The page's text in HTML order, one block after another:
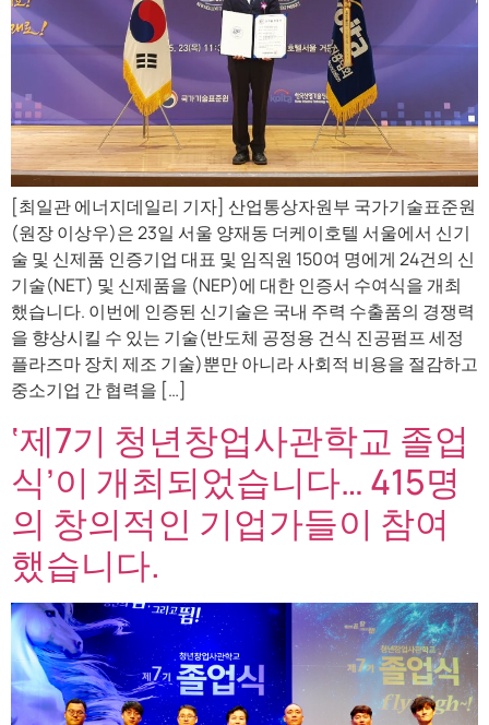
[최일관 에너지데일리 기자] 산업통상자원부 국가기술표준원
(원장 이상우)은 23일 서울 양재동 더케이호텔 서울에서 신기
술 및 신제품 인증기업 대표 및 임직원 150여 명에게 24건의 신
기술(NET) 및 신제품을 (NEP)에 대한 인증서 수여식을 개최
했습니다. 이번에 인증된 신기술은 국내 주력 수출품의 경쟁력
을 향상시킬 수 있는 기술(반도체 공정용 건식 진공펌프 세정
플라즈마 장치 제조 기술)뿐만 아니라 사회적 비용을 절감하고
중소기업 간 협력을 […]
‘제7기 청년창업사관학교 졸업
식’이 개최되었습니다… 415명
의 창의적인 기업가들이 참여
했습니다.